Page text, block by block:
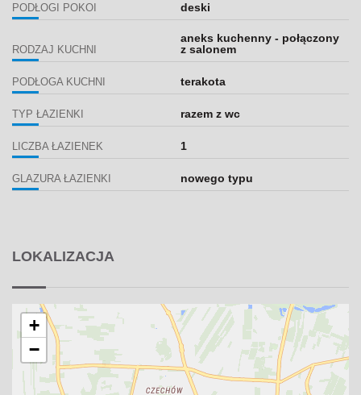
PODŁOGI POKOI deski
RODZAJ KUCHNI
aneks kuchenny - połączony
z salonem
PODŁOGA KUCHNI terakota
TYP ŁAZIENKI razem z wc
LICZBA ŁAZIENEK 1
GLAZURA ŁAZIENKI nowego typu
LOKALIZACJA
+
−